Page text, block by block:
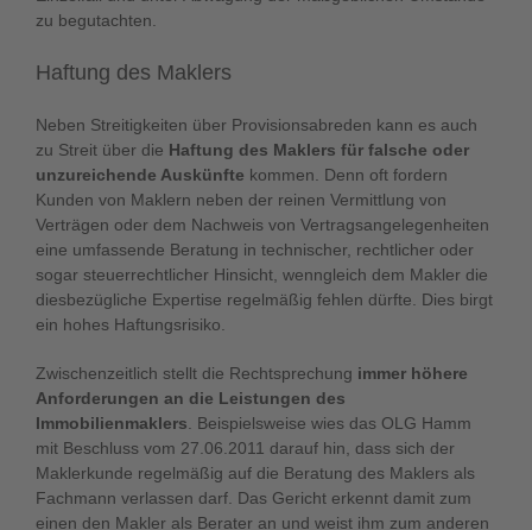
zu begutachten.
Haftung des Maklers
Neben Streitigkeiten über Provisionsabreden kann es auch
zu Streit über die Haftung des Maklers für falsche oder
unzureichende Auskünfte kommen. Denn oft fordern
Kunden von Maklern neben der reinen Vermittlung von
Verträgen oder dem Nachweis von Vertragsangelegenheiten
eine umfassende Beratung in technischer, rechtlicher oder
sogar steuerrechtlicher Hinsicht, wenngleich dem Makler die
diesbezügliche Expertise regelmäßig fehlen dürfte. Dies birgt
ein hohes Haftungsrisiko.
Zwischenzeitlich stellt die Rechtsprechung immer höhere
Anforderungen an die Leistungen des
Immobilienmaklers . Beispielsweise wies das OLG Hamm
mit Beschluss vom 27.06.2011 darauf hin, dass sich der
Maklerkunde regelmäßig auf die Beratung des Maklers als
Fachmann verlassen darf. Das Gericht erkennt damit zum
einen den Makler als Berater an und weist ihm zum anderen